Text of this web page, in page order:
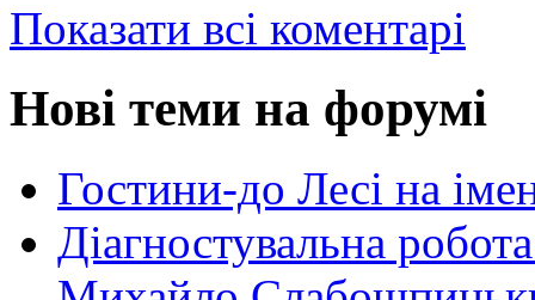
Показати всі коментарі
Нові теми на форумі
Гостини-до Лесі на
Діагностувальна